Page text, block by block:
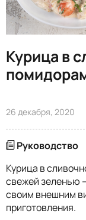
Курица в
26 декабря, 2020
Руководство
Курица в
свежей зеленью
своим внешним
приготовления.